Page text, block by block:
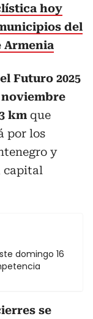
hoy
del
Armenia
Futuro 2025
noviembre
km que
por los
y
capital
domingo 16
se